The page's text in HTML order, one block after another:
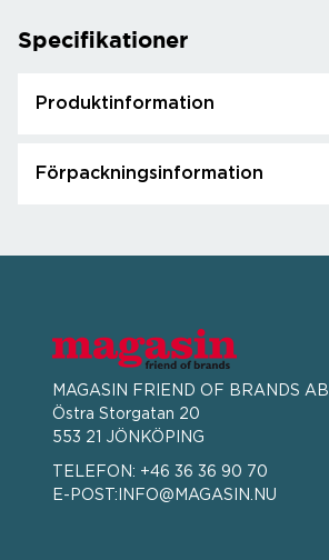
Specifikationer
Produktinformation
Förpackningsinformation
MAGASIN FRIEND OF BRANDS AB
Östra Storgatan 20
553 21 JÖNKÖPING
TELEFON: +46 36 36 90 70
E-POST: INFO@MAGASIN.NU